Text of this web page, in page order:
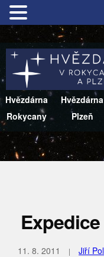
Hvězdárna
Rokycany
Hvězdárna
Plzeň
11. 8. 2011 Jiří